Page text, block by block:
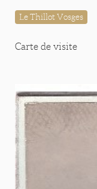
Le Thillot Vosges
Carte de visite